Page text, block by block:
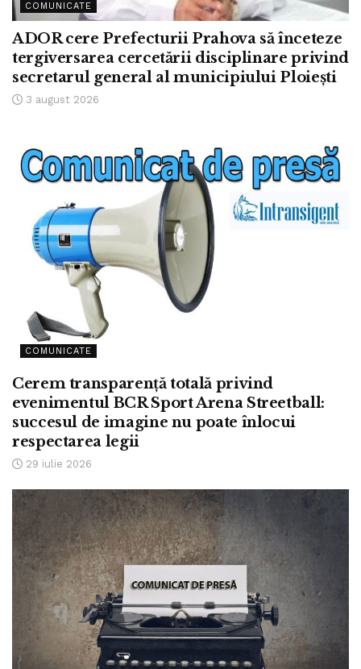
COMUNICATE
ADOR cere Prefecturii Prahova să înceteze
tergiversarea cercetării disciplinare privind
secretarul general al municipiului Ploiești
3 august 2026
COMUNICATE
Cerem transparență totală privind
evenimentul BCR Sport Arena Streetball:
succesul de imagine nu poate înlocui
respectarea legii
29 iulie 2026